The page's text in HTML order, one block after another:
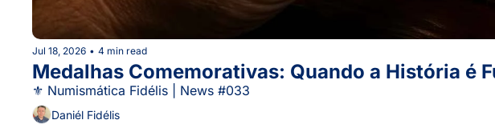
Jul 18, 2026 • 4 min read
Medalhas Comemorativas: Quando a História é
⚜ Numismática Fidélis | News #033
Daniél Fidélis